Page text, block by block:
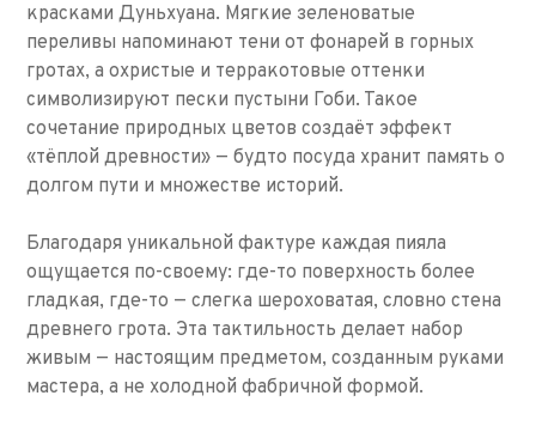
красками Дуньхуана. Мягкие зеленоватые
переливы напоминают тени от фонарей в горных
гротах, а охристые и терракотовые оттенки
символизируют пески пустыни Гоби. Такое
сочетание природных цветов создаёт эффект
«тёплой древности» — будто посуда хранит память о
долгом пути и множестве историй.
Благодаря уникальной фактуре каждая пияла
ощущается по-своему: где-то поверхность более
гладкая, где-то — слегка шероховатая, словно стена
древнего грота. Эта тактильность делает набор
живым — настоящим предметом, созданным руками
мастера, а не холодной фабричной формой.